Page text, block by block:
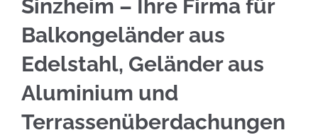
Sinzheim – Ihre Firma für
Balkongeländer aus
Edelstahl, Geländer aus
Aluminium und
Terrassenüberdachungen